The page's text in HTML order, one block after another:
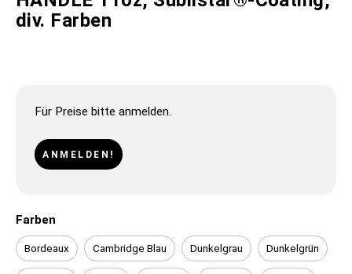
div. Farben
Für Preise bitte anmelden.
ANMELDEN!
Farben
Bordeaux Cambridge Blau Dunkelgrau Dunkelgrün